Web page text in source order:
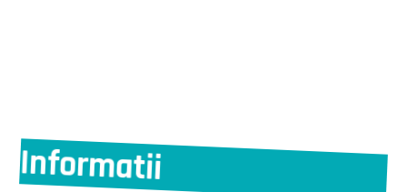
Informatii